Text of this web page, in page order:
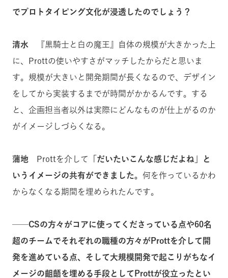
でプロトタイピング文化が浸透したのでしょう？
清水 『黒騎士と白の魔王』自体の規模が大きかった上
に、Prottの使いやすさがマッチしたからだと思いま
す。規模が大きいと開発期間が長くなるので、デザイン
をしてから実装するまでが時間がかかるんです。する
と、企画担当者以外は実際にどんなものが仕上がるのか
がイメージしづらくなる。
蒲地 Prottを介して
「だいたいこんな感じだよね」と
いうイメージの共有ができました。 何を作っているかわ
からなくなる期間を埋められたんです。
──CSの方々がコアに使ってくださっている点や60名
超のチームでそれぞれの職種の方々がProttを介して開
発を進めている点、そして大規模開発で起こりがちなイ
メージの齟齬を埋める手段としてProttが役立ったとい